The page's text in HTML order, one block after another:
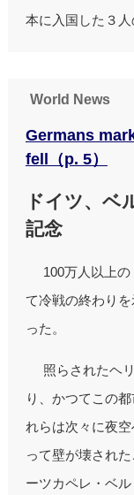
本に入国した３人
World News
Germans
fell（p. 5）
ドイツ、ベ
記念
100万人以上
て冷戦の終わり
った。
照らされたヘ
り、かつてこの
れらは次々に夜
って壁が壊され
ーツカペレ・ベ